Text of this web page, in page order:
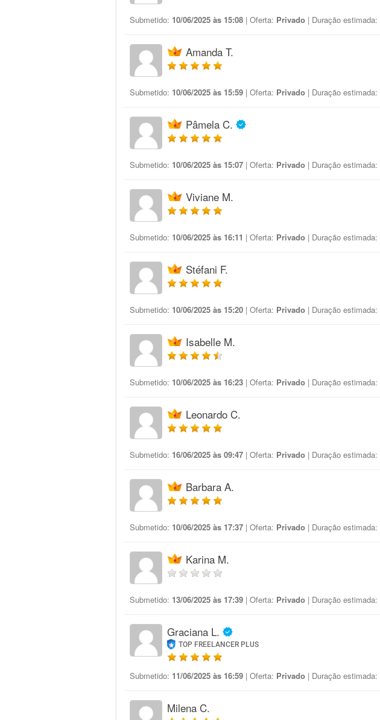
Submetido: 10/06/2025 às 15:08 | Oferta: Privado | Duração estimada:
Amanda T.
Submetido: 10/06/2025 às 15:59 | Oferta: Privado | Duração estimada:
Pâmela C.
Submetido: 10/06/2025 às 15:07 | Oferta: Privado | Duração estimada:
Viviane M.
Submetido: 10/06/2025 às 16:11 | Oferta: Privado | Duração estimada:
Stéfani F.
Submetido: 10/06/2025 às 15:20 | Oferta: Privado | Duração estimada:
Isabelle M.
Submetido: 10/06/2025 às 16:23 | Oferta: Privado | Duração estimada:
Leonardo C.
Submetido: 16/06/2025 às 09:47 | Oferta: Privado | Duração estimada:
Barbara A.
Submetido: 10/06/2025 às 17:37 | Oferta: Privado | Duração estimada:
Karina M.
Submetido: 13/06/2025 às 17:39 | Oferta: Privado | Duração estimada:
Graciana L.
TOP FREELANCER PLUS
Submetido: 11/06/2025 às 16:59 | Oferta: Privado | Duração estimada:
Milena C.